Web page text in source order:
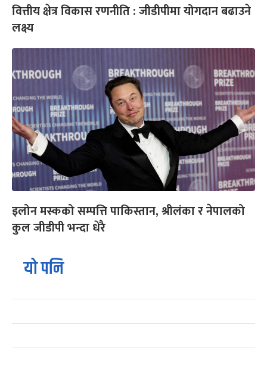
वित्तीय क्षेत्र विकास रणनीति : जीडीपीमा योगदान बढाउने
लक्ष्य
इलोन मस्कको सम्पत्ति पाकिस्तान, श्रीलंका र नेपालको
कुल जीडीपी भन्दा धेरै
यो पनि